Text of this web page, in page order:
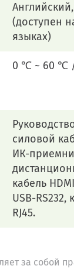
(доступен
языках)
0 ℃ ~ 60 ℃ /
силовой
ИК-
кабель
USB-RS232,
RJ45.
за собой